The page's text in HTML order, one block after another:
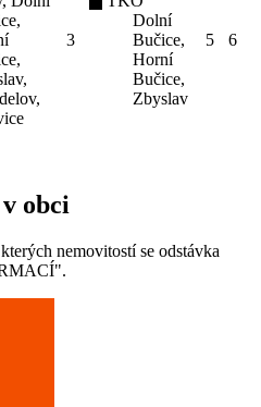
3
Dolní
Bučice,
Horní
Bučice,
Zbyslav
5 6
obci
nemovitostí se odstávka